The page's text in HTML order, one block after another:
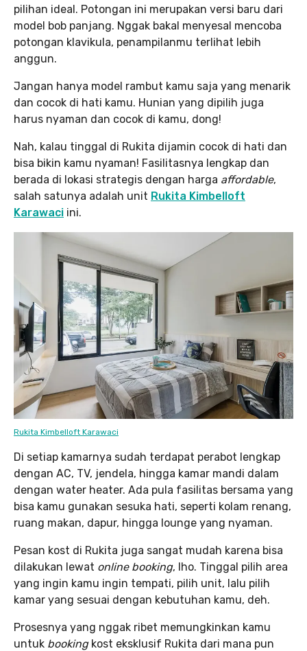
pilihan ideal. Potongan ini merupakan versi baru dari
model bob panjang. Nggak bakal menyesal mencoba
potongan klavikula, penampilanmu terlihat lebih
anggun.
Jangan hanya model rambut kamu saja yang menarik
dan cocok di hati kamu. Hunian yang dipilih juga
harus nyaman dan cocok di kamu, dong!
Nah, kalau tinggal di Rukita dijamin cocok di hati dan
bisa bikin kamu nyaman! Fasilitasnya lengkap dan
berada di lokasi strategis dengan harga affordable,
salah satunya adalah unit Rukita Kimbelloft
Karawaci ini.
Rukita Kimbelloft Karawaci
Di setiap kamarnya sudah terdapat perabot lengkap
dengan AC, TV, jendela, hingga kamar mandi dalam
dengan water heater. Ada pula fasilitas bersama yang
bisa kamu gunakan sesuka hati, seperti kolam renang,
ruang makan, dapur, hingga lounge yang nyaman.
Pesan kost di Rukita juga sangat mudah karena bisa
dilakukan lewat online booking, lho. Tinggal pilih area
yang ingin kamu ingin tempati, pilih unit, lalu pilih
kamar yang sesuai dengan kebutuhan kamu, deh.
Prosesnya yang nggak ribet memungkinkan kamu
untuk bookingkost eksklusif Rukita dari mana pun